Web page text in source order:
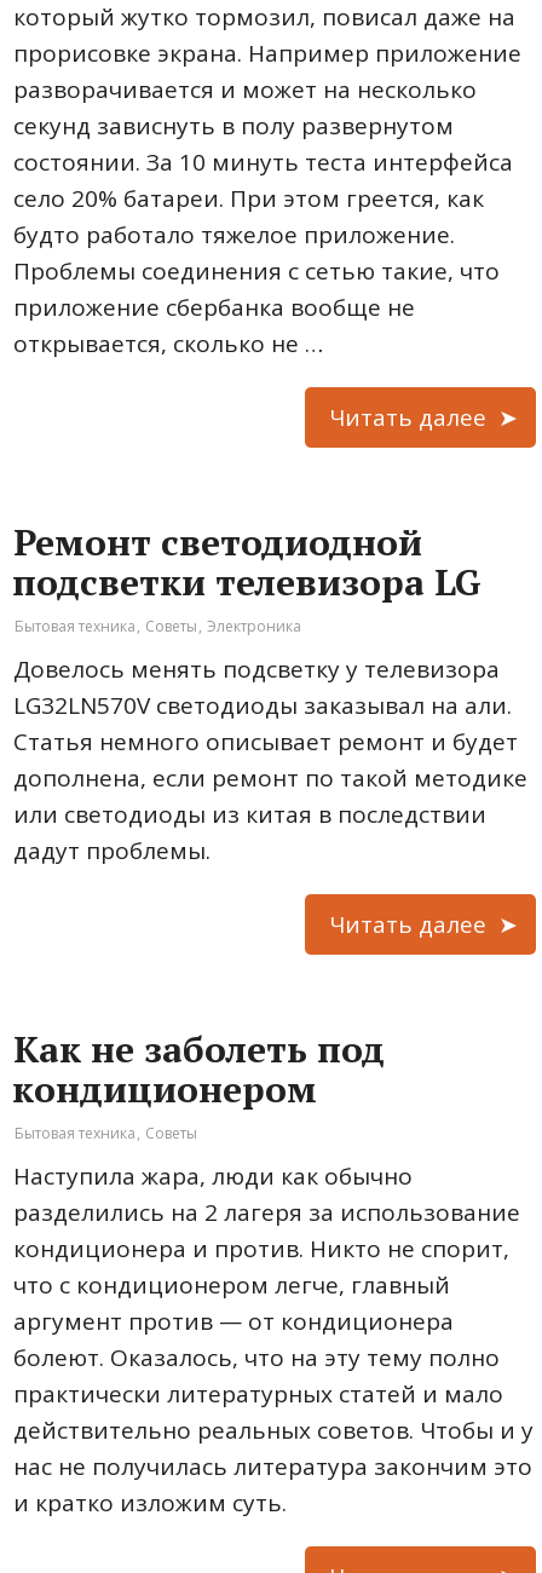
который жутко тормозил, повисал даже на
прорисовке экрана. Например приложение
разворачивается и может на несколько
секунд зависнуть в полу развернутом
состоянии. За 10 минуть теста интерфейса
село 20% батареи. При этом греется, как
будто работало тяжелое приложение.
Проблемы соединения с сетью такие, что
приложение сбербанка вообще не
открывается, сколько не …
Читать далее
Ремонт светодиодной
подсветки телевизора LG
Бытовая техника, Советы, Электроника
Довелось менять подсветку у телевизора
LG32LN570V светодиоды заказывал на али.
Статья немного описывает ремонт и будет
дополнена, если ремонт по такой методике
или светодиоды из китая в последствии
дадут проблемы.
Читать далее
Как не заболеть под
кондиционером
Бытовая техника, Советы
Наступила жара, люди как обычно
разделились на 2 лагеря за использование
кондиционера и против. Никто не спорит,
что с кондиционером легче, главный
аргумент против — от кондиционера
болеют. Оказалось, что на эту тему полно
практически литературных статей и мало
действительно реальных советов. Чтобы и у
нас не получилась литература закончим это
и кратко изложим суть.